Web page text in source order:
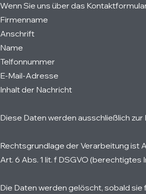
Wenn Sie uns über das
Firmenname
Anschrift
Name
Telfonnummer
E-Mail-Adresse
Inhalt der Nachricht
Diese Daten werden ausschließlich
Rechtsgrundlage der Verarbeitung ist
Art. 6 Abs. 1 lit. f DSGVO
Die Daten werden gelöscht, sobald